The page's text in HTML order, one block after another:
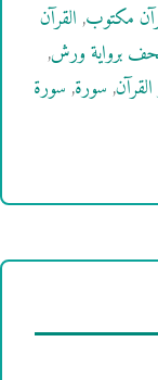
مكتوب,القرآن
برواية ورش,
,سورة,سورة